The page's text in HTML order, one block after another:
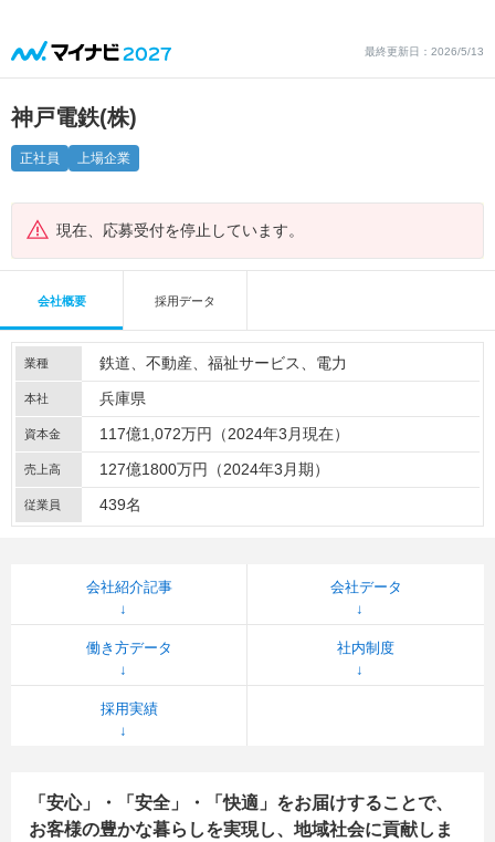
最終更新日：2026/5/13
神戸電鉄(株)
正社員 上場企業
現在、応募受付を停止しています。
会社概要 採用データ
業種 鉄道 不動産 福祉サービス 電力
本社 兵庫県
資本金 117億1,072万円（2024年3月現在）
売上高 127億1800万円（2024年3月期）
従業員 439名
会社紹介記事 会社データ
働き方データ 社内制度
採用実績
「安心」・「安全」・「快適」をお届けすることで、
お客様の豊かな暮らしを実現し、地域社会に貢献しま